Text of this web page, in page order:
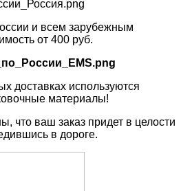
и всем зарубежным
от 400 руб.
доставках используются
материалы!
что ваш заказ придет в целости
в дороге.